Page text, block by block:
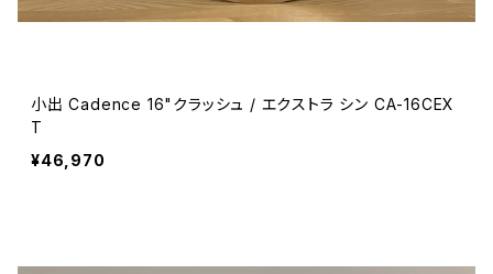
小出 Cadence 16"クラッシュ / エクストラ シン CA-16CEX
T
¥46,970